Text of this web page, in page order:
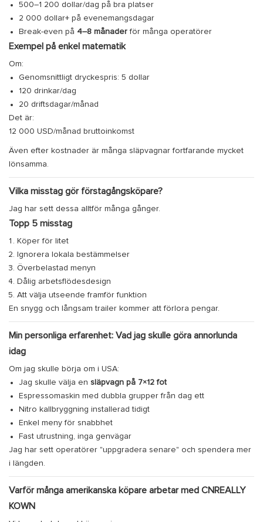
500–1 200 dollar/dag på bra platser
2 000 dollar+ på evenemangsdagar
Break-even på 4–8 månaderför många operatörer
Exempel på enkel matematik
Om:
Genomsnittligt dryckespris: 5 dollar
120 drinkar/dag
20 driftsdagar/månad
Det är:
12 000 USD/månad bruttoinkomst
Även efter kostnader är många släpvagnar fortfarande mycket
lönsamma.
Vilka misstag gör förstagångsköpare?
Jag har sett dessa alltför många gånger.
Topp 5 misstag
Köper för litet
Ignorera lokala bestämmelser
Överbelastad menyn
Dålig arbetsflödesdesign
Att välja utseende framför funktion
En snygg och långsam trailer kommer att förlora pengar.
Min personliga erfarenhet: Vad jag skulle göra annorlunda
idag
Om jag skulle börja om i USA:
Jag skulle välja en släpvagn på 7×12 fot
Espressomaskin med dubbla grupper från dag ett
Nitro kallbryggning installerad tidigt
Enkel meny för snabbhet
Fast utrustning, inga genvägar
Jag har sett operatörer "uppgradera senare" och spendera mer
i längden.
Varför många amerikanska köpare arbetar med CNREALLY
KOWN